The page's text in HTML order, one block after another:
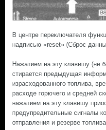
В центре переключателя
надписью «reset» (Сброс
Нажатием на эту клавишу (не
стирается предыдущая
израсходованного топлива,
расходе горючего и средней
нажатием на эту клавишу
предупредительные сигналы
отправления и резерве